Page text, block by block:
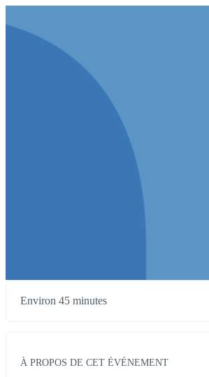
Environ 45 minutes
À PROPOS DE CET ÉVÉNEMENT